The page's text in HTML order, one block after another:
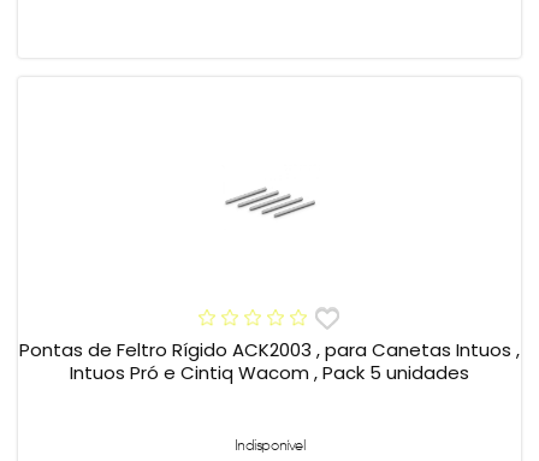
Pontas de Feltro Rígido ACK2003 , para Canetas Intuos ,
Intuos Pró e Cintiq Wacom , Pack 5 unidades
Indisponível